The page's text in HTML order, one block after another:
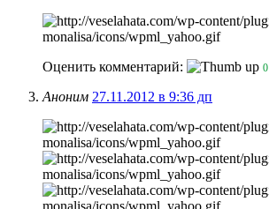
Оценить комментарий: 0
Аноним 27.11.2012 в 9:36 дп